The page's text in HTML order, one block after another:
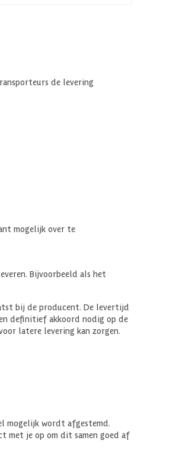
de levering
mogelijk over te
Bijvoorbeeld als het
bij de producent. De levertijd
definitief akkoord nodig op de
latere levering kan zorgen.
mogelijk wordt afgestemd.
met je op om dit samen goed af